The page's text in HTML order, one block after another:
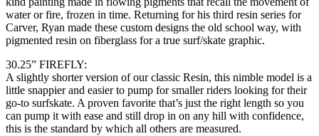
water or fire, frozen in time. Returning for his third resin series for
Carver, Ryan made these custom designs the old school way, with
pigmented resin on fiberglass for a true surf/skate graphic.
30.25” FIREFLY:
A slightly shorter version of our classic Resin, this nimble model is a
little snappier and easier to pump for smaller riders looking for their
go-to surfskate. A proven favorite that’s just the right length so you
can pump it with ease and still drop in on any hill with confidence,
this is the standard by which all others are measured.